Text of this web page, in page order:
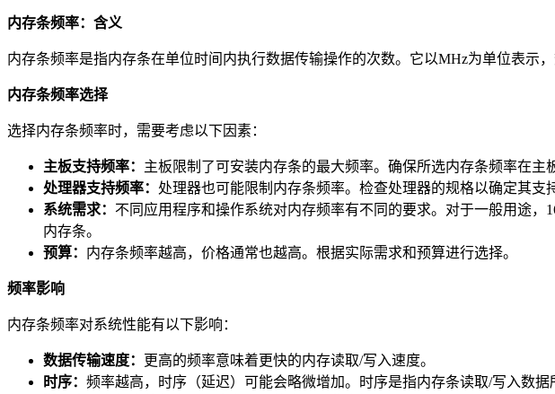
内存条频率：含义
内存条频率是指内存条在单位时间内执行数据传输操作的次数。它以MHz为单位表示
内存条频率选择
选择内存条频率时，需要考虑以下因素：
主板支持频率： 主板限制了可安装内存条的最大频率。确保所选内存条频率在主
处理器支持频率： 处理器也可能限制内存条频率。检查处理器的规格以确定其支
系统需求： 不同应用程序和操作系统对内存频率有不同的要求。对于一般用途
内存条。
预算： 内存条频率越高，价格通常也越高。根据实际需求和预算进行选择。
频率影响
内存条频率对系统性能有以下影响：
数据传输速度：
更高的频率意味着更快的内存读取/写入速度。
时序： 频率越高，时序（延迟）可能会略微增加。时序是指内存条读取/写入数据